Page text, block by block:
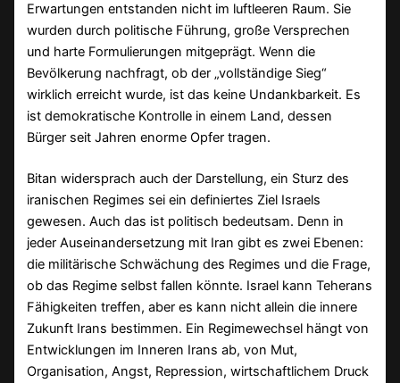
Erwartungen entstanden nicht im luftleeren Raum. Sie
wurden durch politische Führung, große Versprechen
und harte Formulierungen mitgeprägt. Wenn die
Bevölkerung nachfragt, ob der „vollständige Sieg“
wirklich erreicht wurde, ist das keine Undankbarkeit. Es
ist demokratische Kontrolle in einem Land, dessen
Bürger seit Jahren enorme Opfer tragen.
Bitan widersprach auch der Darstellung, ein Sturz des
iranischen Regimes sei ein definiertes Ziel Israels
gewesen. Auch das ist politisch bedeutsam. Denn in
jeder Auseinandersetzung mit Iran gibt es zwei Ebenen:
die militärische Schwächung des Regimes und die Frage,
ob das Regime selbst fallen könnte. Israel kann Teherans
Fähigkeiten treffen, aber es kann nicht allein die innere
Zukunft Irans bestimmen. Ein Regimewechsel hängt von
Entwicklungen im Inneren Irans ab, von Mut,
Organisation, Angst, Repression, wirtschaftlichem Druck